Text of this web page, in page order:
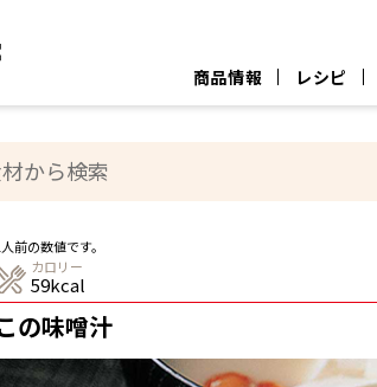
商品情報 レシピ
ヤマキ
おいしいレシピTOP
汁物レシピ
ピ特設サイト
削り方
情報
前の数値です。
カロリー
59kcal
の味噌汁